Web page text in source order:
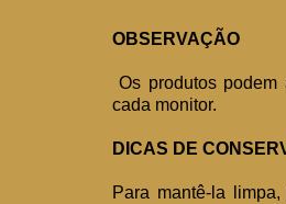
OBSERVAÇÃO
Os produtos
cada monitor.
DICAS DE
Para mantê-la